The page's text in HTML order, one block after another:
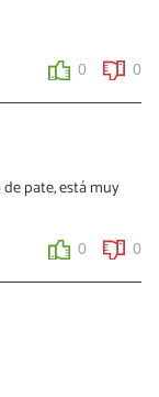
0 0
pate, está muy
0 0